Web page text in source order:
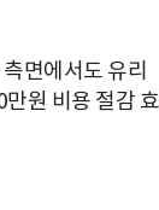
면에서도 유리
원 비용 절감